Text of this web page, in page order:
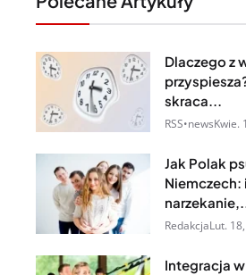
Dlaczego z
skraca...
RSS•newsKwie.
Jak Polak
Niemczech:
RedakcjaLut.
Integracja